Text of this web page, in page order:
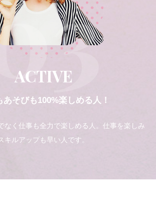
ACTIVE
あそびも100%楽しめる人！
なく仕事も全力で楽しめる人。仕事を楽しみ
キルアップも早い人です。